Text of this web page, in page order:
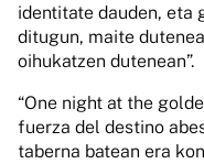
identitate dauden, eta
ditugun, maite
oihukatzen dutenean”.
“One night at the
fuerza del destino
taberna batean era